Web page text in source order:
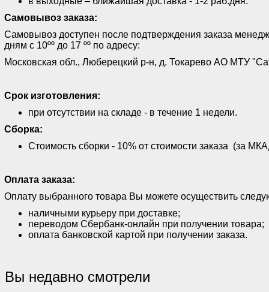
Самовывоз заказа:
Самовывоз доступен после подтверждения заказа
дням с 10ºº до 17 ºº по адресу:
Московская обл., Люберецкий р-н, д. Токарево АО МТУ
Срок изготовления:
при отсутствии на складе - в течение 1 недели.
Сборка:
Стоимость сборки - 10% от стоимости заказа (за
Оплата заказа:
Оплату выбранного товара Вы можете осуществить
наличными курьеру при доставке;
переводом Сбербанк-онлайн при получении товара;
оплата банковской картой при получении заказа.
Вы недавно смотрели